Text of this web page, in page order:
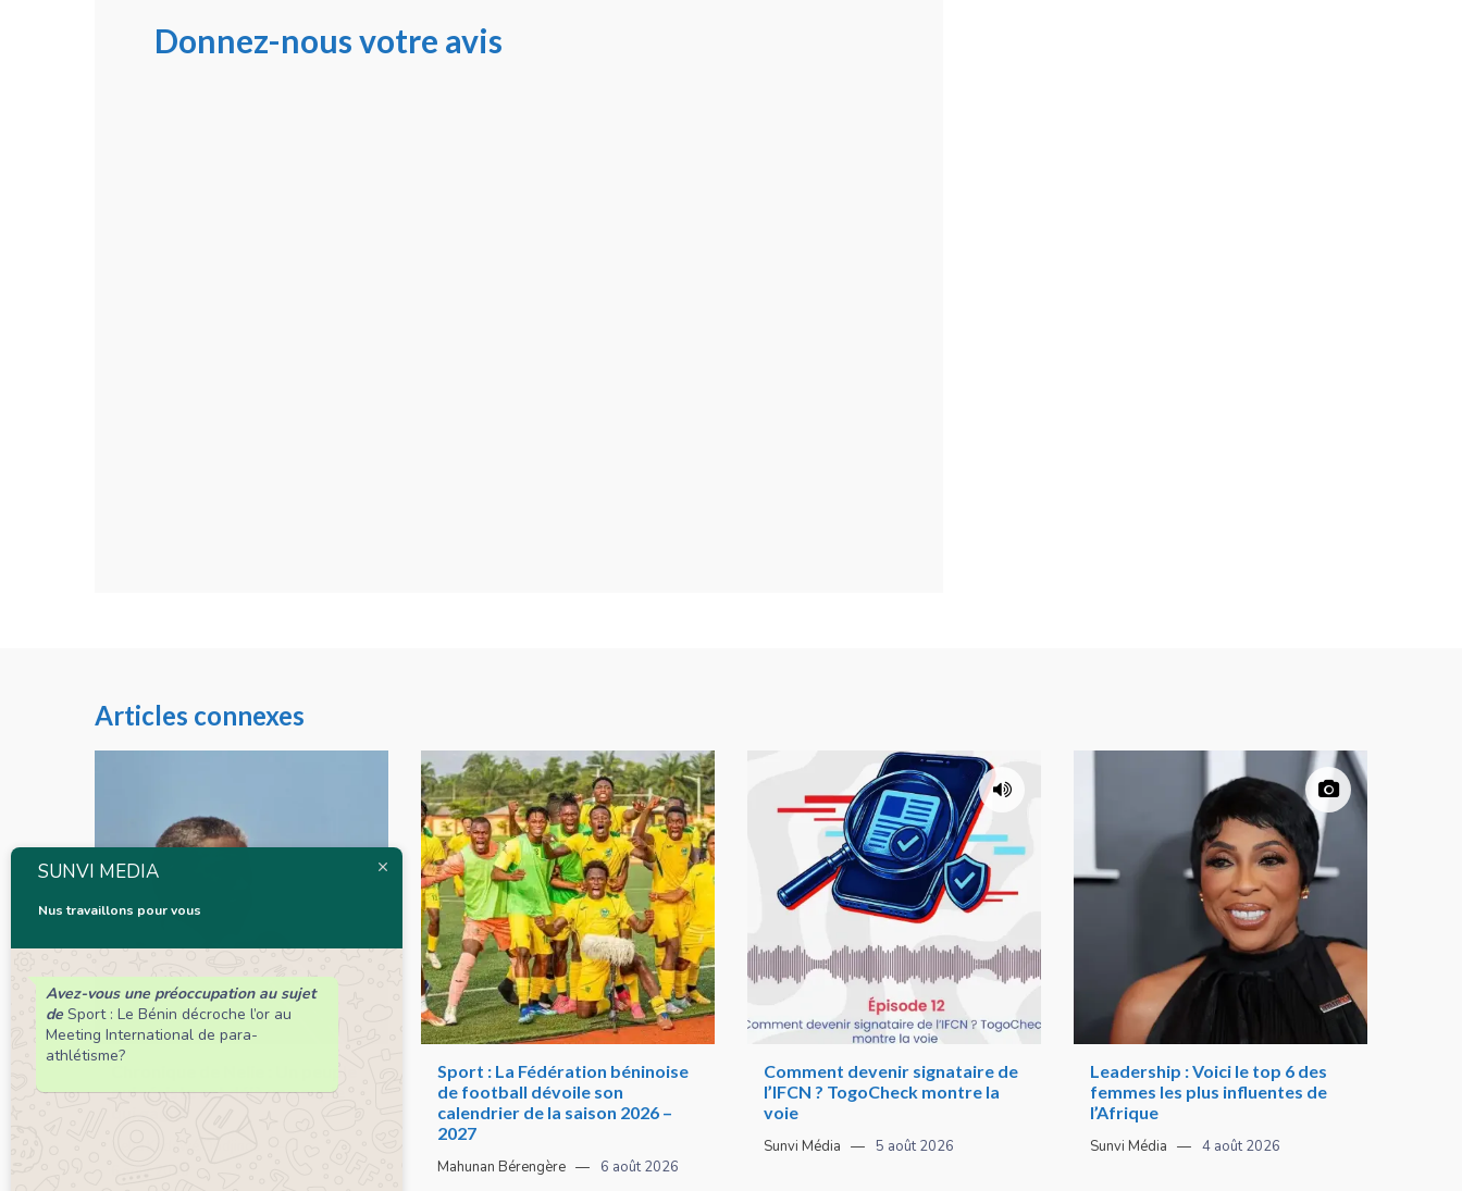
Donnez-nous votre avis
Articles connexes
qui résiste est déjà un peuple
Sport : La Fédération béninoise
de football dévoile son
calendrier de la saison 2026 –
2027
Mahunan Bérengère 6 août 2026
Comment devenir signataire de
l’IFCN ? TogoCheck montre la
voie
Sunvi Média 5 août 2026
Leadership : Voici le top 6 des
femmes les plus influentes de
l’Afrique
Sunvi Média 4 août 2026
SUNVI MEDIA
Nus travaillons pour vous
Avez-vous une préoccupation au sujet
de Sport : Le Bénin décroche l’or au
Meeting International de para-
athlétisme?